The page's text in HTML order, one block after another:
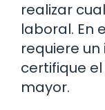
realizar
laboral. En
requiere
certifique
mayor.